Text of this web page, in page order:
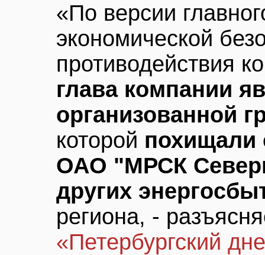
«По версии
экономической
противодействия
глава компании
организованной
которой похищали
ОАО "МРСК
других
региона, -
«Петербургский